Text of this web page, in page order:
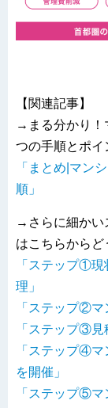
【関連記事】
→まる分かり！
つの手順とポイ
「まとめ|マン
順」
→さらに細かい
はこちらからど
「ステップ①
理」
「ステップ②マ
「ステップ③見
「ステップ④
を開催」
「ステップ⑤マ